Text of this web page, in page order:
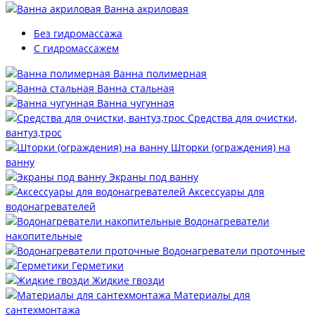
Ванна акриловая
Без гидромассажа
С гидромассажем
Ванна полимерная
Ванна стальная
Ванна чугунная
Средства для очистки,
вантуз,трос
Шторки (ограждения) на
ванну
Экраны под ванну
Аксессуары для
водонагревателей
Водонагреватели
накопительные
Водонагреватели проточные
Герметики
Жидкие гвозди
Материалы для
сантехмонтажа